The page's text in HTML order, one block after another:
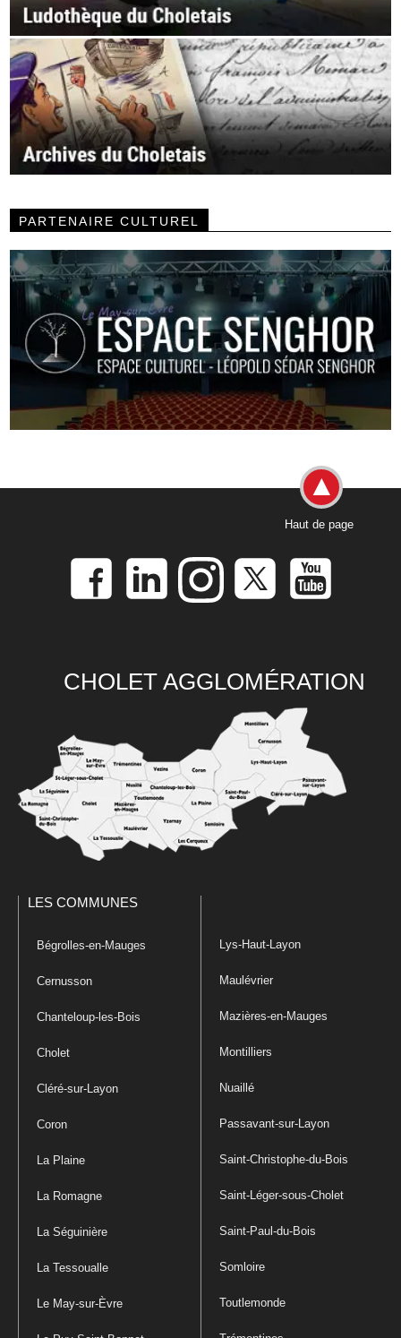
PARTENAIRE CULTUREL
Haut de page
CHOLET AGGLOMÉRATION
LES COMMUNES
Bégrolles-en-Mauges
Cernusson
Chanteloup-les-Bois
Cholet
Cléré-sur-Layon
Coron
La Plaine
La Romagne
La Séguinière
La Tessoualle
Le May-sur-Èvre
Lys-Haut-Layon
Maulévrier
Mazières-en-Mauges
Montilliers
Nuaillé
Passavant-sur-Layon
Saint-Christophe-du-Bois
Saint-Léger-sous-Cholet
Saint-Paul-du-Bois
Somloire
Toutlemonde